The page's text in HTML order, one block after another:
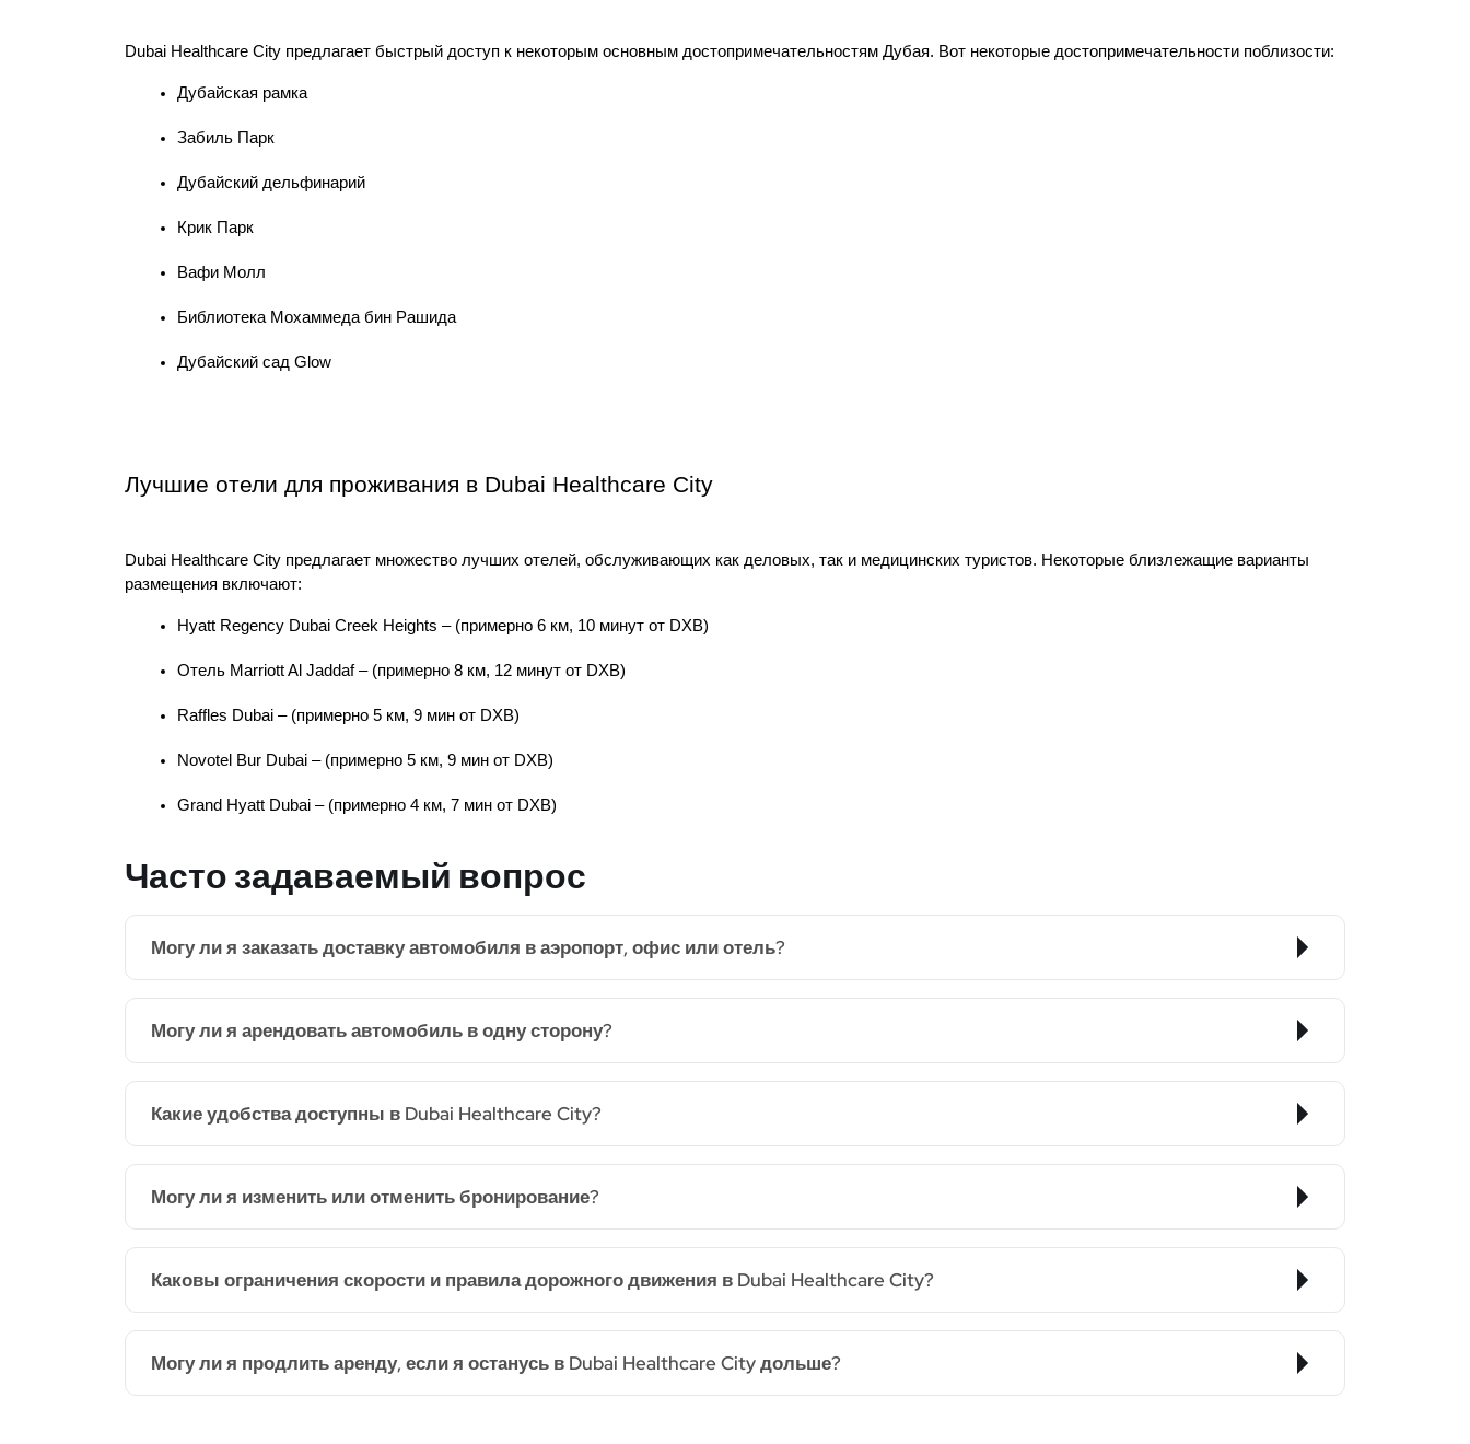
Dubai Healthcare City предлагает быстрый доступ к некоторым основным достопримечательностям Дубая. Вот некоторые достопримечательности поблизости:
Дубайская рамка
Забиль Парк
Дубайский дельфинарий
Крик Парк
Вафи Молл
Библиотека Мохаммеда бин Рашида
Дубайский сад Glow
Лучшие отели для проживания в Dubai Healthcare City
Dubai Healthcare City предлагает множество лучших отелей, обслуживающих как деловых, так и медицинских туристов. Некоторые близлежащие варианты
размещения включают:
Hyatt Regency Dubai Creek Heights – (примерно 6 км, 10 минут от DXB)
Отель Marriott Al Jaddaf – (примерно 8 км, 12 минут от DXB)
Raffles Dubai – (примерно 5 км, 9 мин от DXB)
Novotel Bur Dubai – (примерно 5 км, 9 мин от DXB)
Grand Hyatt Dubai – (примерно 4 км, 7 мин от DXB)
Часто задаваемый вопрос
Могу ли я заказать доставку автомобиля в аэропорт, офис или отель?
Могу ли я арендовать автомобиль в одну сторону?
Какие удобства доступны в Dubai Healthcare City?
Могу ли я изменить или отменить бронирование?
Каковы ограничения скорости и правила дорожного движения в Dubai Healthcare City?
Могу ли я продлить аренду, если я останусь в Dubai Healthcare City дольше?